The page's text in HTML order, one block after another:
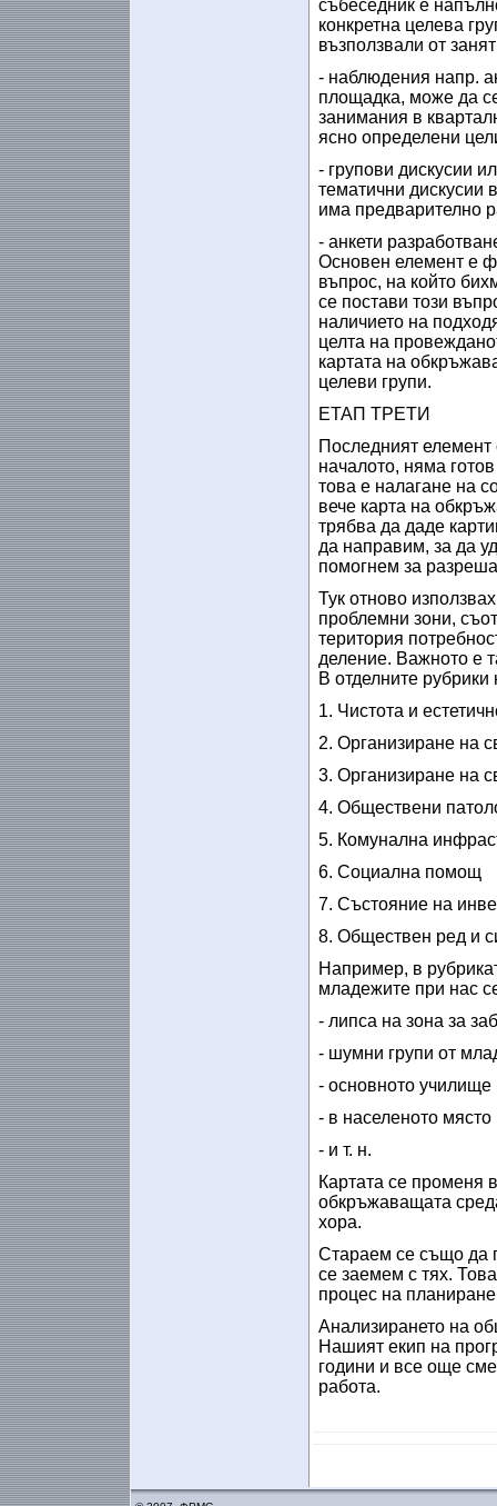
събеседник е
конкретна целева
възползвали от
- наблюдения напр.
площадка, може да
занимания в
ясно определени
- групови дискусии
тематични дискусии
има предварително
- анкети
Основен елемент е
въпрос, на който
се постави този
наличието на
целта на
картата на
целеви групи.
ЕТАП ТРЕТИ
Последният елемент
началото, няма
това е налагане на
вече карта на
трябва да даде
да направим, за да
помогнем за
Тук отново
проблемни зони,
територия
деление. Важното е
В отделните
1. Чистота и
2. Организиране на
3. Организиране на
4. Обществени
5. Комунална
6. Социална помощ
7. Състояние на
8. Обществен ред и
Например, в
младежите при нас
- липса на зона за
- шумни групи от
- основното училище
- в населеното
- и т. н.
Картата се променя
обкръжаващата
хора.
Стараем се също да
се заемем с тях.
процес на
Анализирането на
Нашият екип на
години и все още
работа.